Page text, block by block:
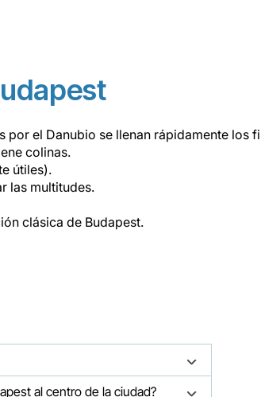
el Danubio se llenan rápidamente los
colinas.
útiles).
las multitudes.
clásica de Budapest.
al centro de la ciudad?